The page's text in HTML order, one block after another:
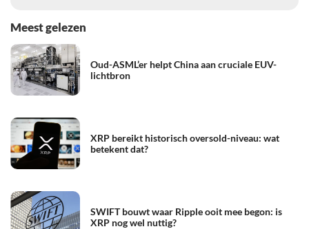
Meest gelezen
Oud-ASML’er helpt China aan cruciale EUV-
lichtbron
XRP bereikt historisch oversold-niveau: wat
betekent dat?
SWIFT bouwt waar Ripple ooit mee begon: is
XRP nog wel nuttig?